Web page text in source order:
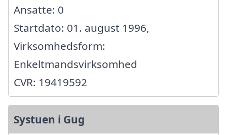
Ansatte: 0
Startdato: 01. august 1996,
Virksomhedsform:
Enkeltmandsvirksomhed
CVR: 19419592
Systuen i Gug